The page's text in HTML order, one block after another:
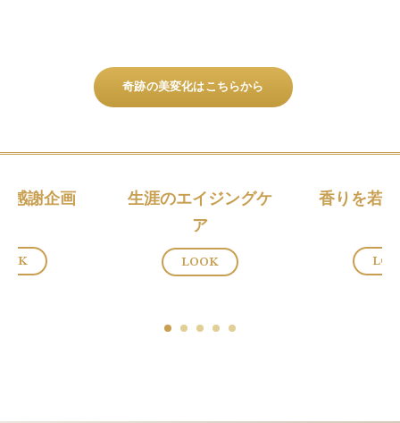
奇跡の美変化はこちらから
感謝企画
生涯のエイジングケ
ア
LOOK
香りを若